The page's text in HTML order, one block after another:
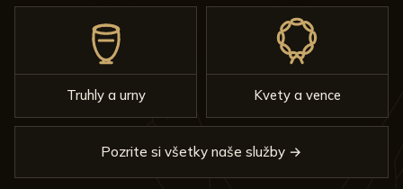
Truhly a urny Kvety a vence
Pozrite si všetky naše služby →